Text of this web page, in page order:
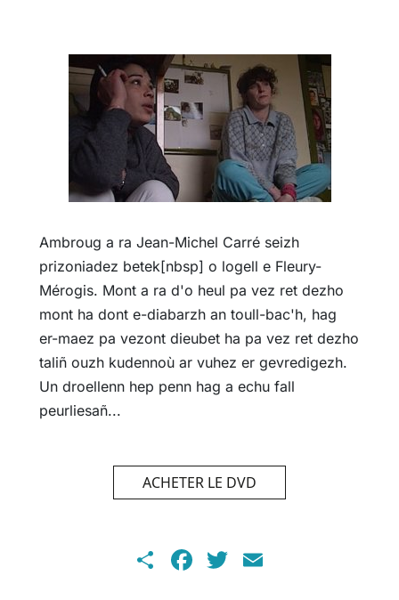
Ambroug a ra Jean-Michel Carré seizh
prizoniadez betek[nbsp] o logell e Fleury-
Mérogis. Mont a ra d'o heul pa vez ret dezho
mont ha dont e-diabarzh an toull-bac'h, hag
er-maez pa vezont dieubet ha pa vez ret dezho
taliñ ouzh kudennoù ar vuhez er gevredigezh.
Un droellenn hep penn hag a echu fall
peurliesañ...
ACHETER LE DVD
ShareFacebook
Twitter